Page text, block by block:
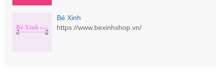
Bé Xinh
https://www.bexinhshop.vn/